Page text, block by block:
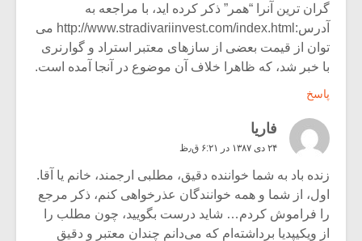
گران ترین آنرا “همر” ذکر کرده اید، با مراجعه به
آدرس: http://www.stradivariinvest.com/index.html می
توان از قیمت بعضی از سازهای معتبر استراد و گوارنری
با خبر شد، که ظاهرا خلاف آن موضوع در آنجا آمده است.
پاسخ
فاریا
۲۴ دی ۱۳۸۷ در ۶:۲۱ ق٫ظ
زنده باد به شما خواننده دقیق، مطلبی ارجمند، خانم یا آقا.
اول، از شما و همه خوانندگان عذرخواهی کنم، ذکر مرجع
را فراموش کردم… شاید درست بگویید، چون مطلب را
از ویکیپدیا برداشته‌ام که می‌دانم چندان معتبر و دقیق